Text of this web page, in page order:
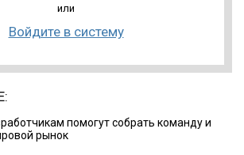
или
Войдите в систему
помогут собрать команду и
рынок